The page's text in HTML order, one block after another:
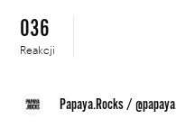
036
Reakcji
Papaya.Rocks /